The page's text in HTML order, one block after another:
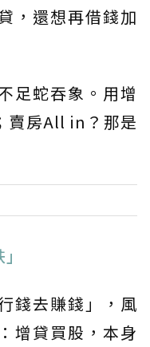
，還想再借錢加
足蛇吞象。用增
賣房All in？那是
錢去賺錢」，風
增貸買股，本身